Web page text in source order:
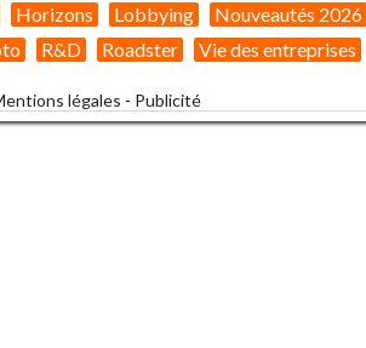
Horizons Lobbying Nouveautés 2026
R&D Roadster Vie des entreprises
légales - Publicité